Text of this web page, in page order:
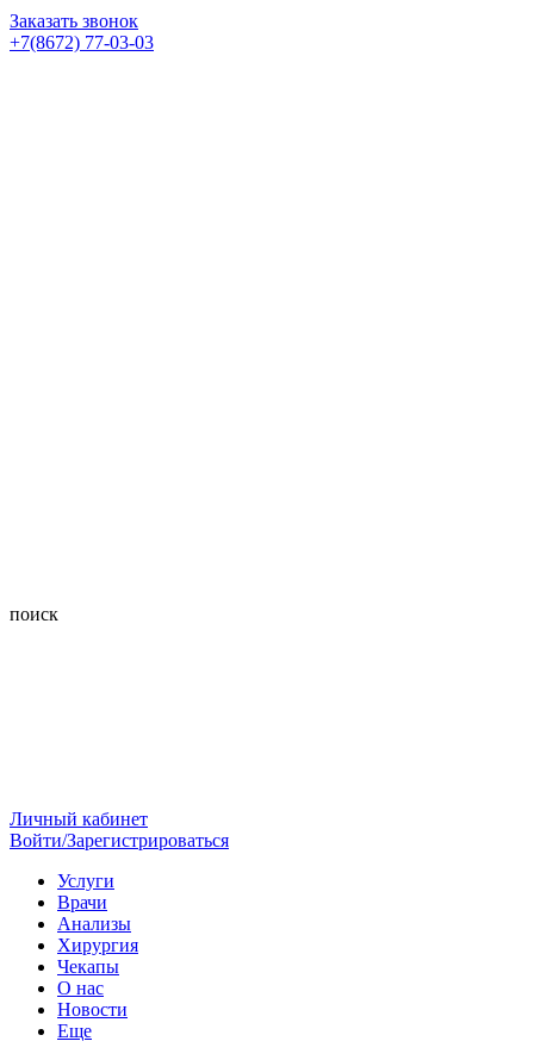
Заказать звонок
+7(8672) 77-03-03
поиск
Личный кабинет
Войти/Зарегистрироваться
Услуги
Врачи
Анализы
Хирургия
Чекапы
О нас
Новости
Еще